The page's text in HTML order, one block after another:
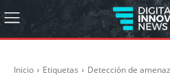
Inicio Etiquetas Detección de